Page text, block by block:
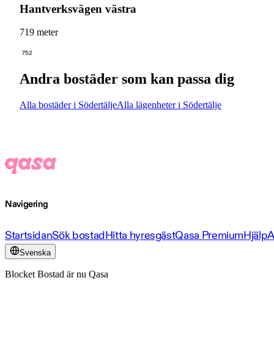
Hantverksvägen västra
719 meter
752
Andra bostäder som kan passa dig
Alla bostäder i SödertäljeAlla lägenheter i Södertälje
Navigering
StartsidanSök bostadHitta hyresgästQasa PremiumHjälp
Svenska
Blocket Bostad är nu Qasa